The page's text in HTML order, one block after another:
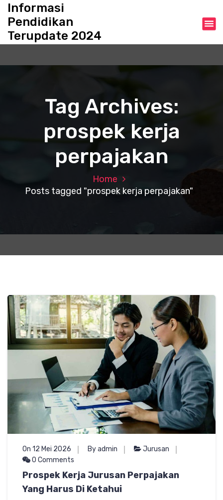
Informasi
Pendidikan
Terupdate 2024
Tag Archives:
prospek kerja
perpajakan
Home
Posts tagged "prospek kerja perpajakan"
On 12 Mei 2026 By admin
Jurusan
0 Comments
Prospek Kerja Jurusan Perpajakan
Yang Harus Di Ketahui